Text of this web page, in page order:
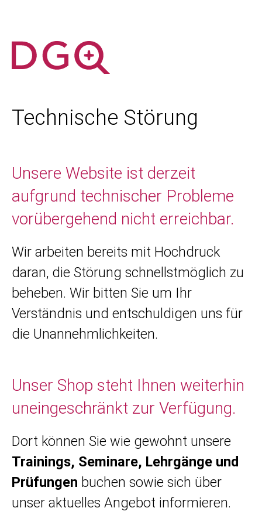
Technische Störung
Unsere Website ist derzeit
aufgrund technischer Probleme
vorübergehend nicht erreichbar.
Wir arbeiten bereits mit Hochdruck
daran, die Störung schnellstmöglich zu
beheben. Wir bitten Sie um Ihr
Verständnis und entschuldigen uns für
die Unannehmlichkeiten.
Unser Shop steht Ihnen weiterhin
uneingeschränkt zur Verfügung.
Dort können Sie wie gewohnt unsere
Trainings, Seminare, Lehrgänge und
Prüfungen buchen sowie sich über
unser aktuelles Angebot informieren.